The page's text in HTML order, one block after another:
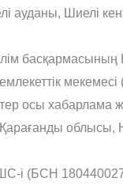
ауданы, Шиелі
осы хабарлама
облысы,
(БСН